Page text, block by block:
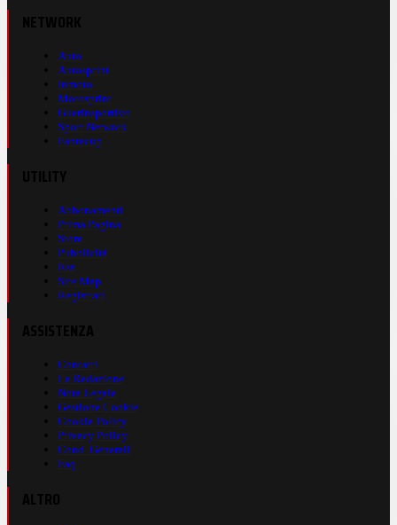
Auto
Autosprint
Inmoto
Motosprint
Guerinsportivo
Sport Network
Fantacup
Abbonamenti
Prima Pagina
Store
Pubblicità
Rss
Site Map
Registrati
Contatti
La Redazione
Nota Legale
Gestione Cookie
Cookie Policy
Privacy Policy
Cond. Generali
Faq